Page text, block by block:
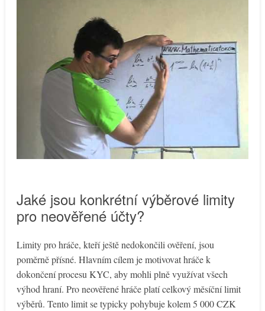
Jaké jsou konkrétní výběrové limity
pro neověřené účty?
Limity pro hráče, kteří ještě nedokončili ověření, jsou
poměrně přísné. Hlavním cílem je motivovat hráče k
dokončení procesu KYC, aby mohli plně využívat všech
výhod hraní. Pro neověřené hráče platí celkový měsíční limit
výběrů. Tento limit se typicky pohybuje kolem 5 000 CZK